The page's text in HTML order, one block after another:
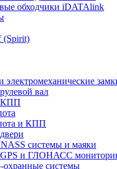
обходчики iDATAlink
(Spirit)
электромеханические
вал
КПП
и КПП
системы и маяки
и ГЛОНАСС
охранные системы